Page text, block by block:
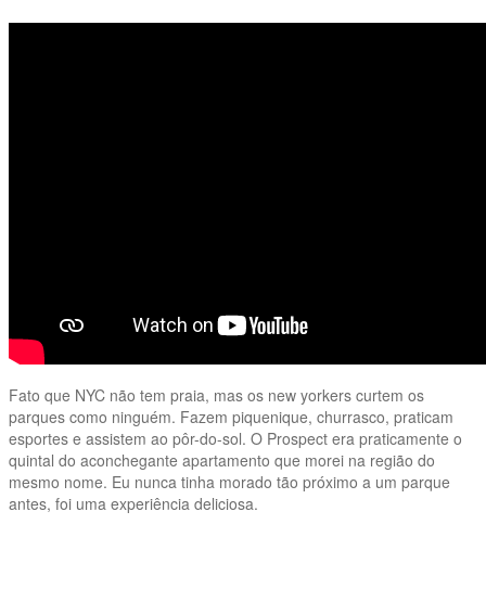
Fato que NYC não tem praia, mas os new yorkers curtem os
parques como ninguém. Fazem piquenique, churrasco, praticam
esportes e assistem ao pôr-do-sol. O Prospect era praticamente o
quintal do aconchegante apartamento que morei na região do
mesmo nome. Eu nunca tinha morado tão próximo a um parque
antes, foi uma experiência deliciosa.